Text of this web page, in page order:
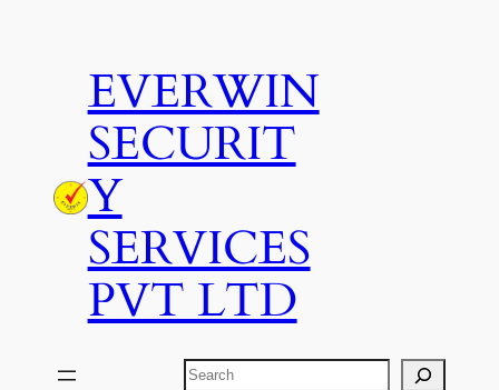
EVERWIN
SECURIT
Y
SERVICES
PVT LTD
Search